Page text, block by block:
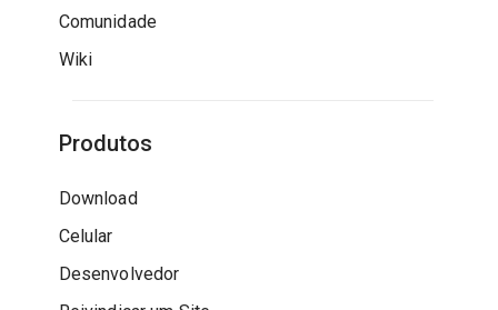
Comunidade
Wiki
Produtos
Download
Celular
Desenvolvedor